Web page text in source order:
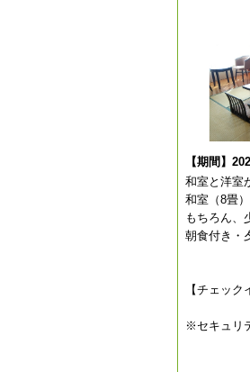
【期間】
和室と洋室
和室（8畳
もちろん、
朝食付き・
【チェッ
※セキュリ